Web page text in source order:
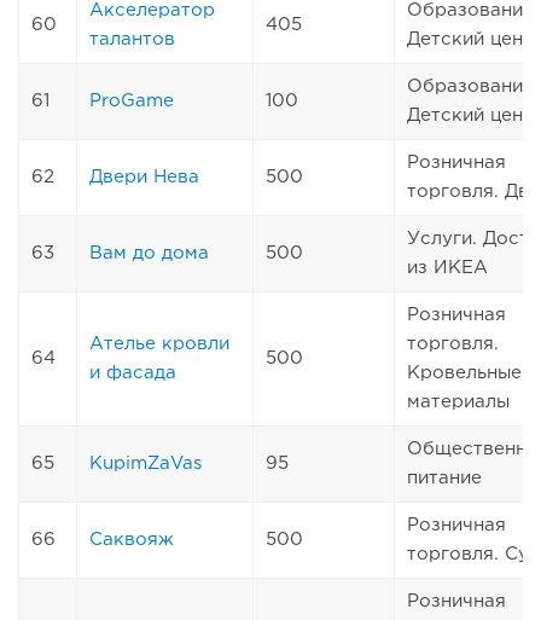
60
Акселератор
талантов
405
Образование.
Детский
61 ProGame 100
Образование.
Детский
62 Двери Нева 500
Розничная
торговля.
63 Вам до дома 500
Услуги.
из ИКЕА
64
Ателье кровли
и фасада
500
Розничная
торговля.
Кровельные
материалы
65 KupimZaVas 95
питание
66 Саквояж 500
Розничная
торговля.
Розничная